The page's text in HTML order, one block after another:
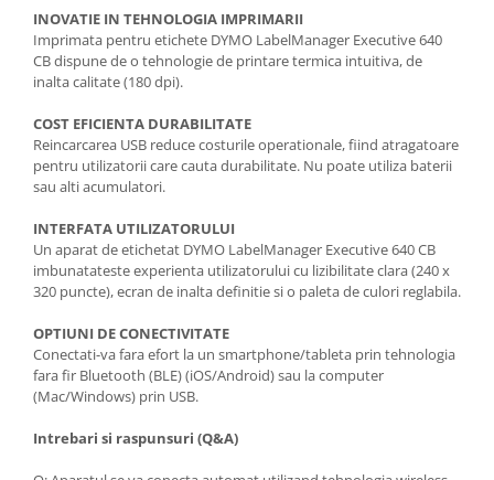
INOVATIE IN TEHNOLOGIA IMPRIMARII
Imprimata pentru etichete DYMO LabelManager Executive 640
CB dispune de o tehnologie de printare termica intuitiva, de
inalta calitate (180 dpi).
COST EFICIENTA DURABILITATE
Reincarcarea USB reduce costurile operationale, fiind atragatoare
pentru utilizatorii care cauta durabilitate. Nu poate utiliza baterii
sau alti acumulatori.
INTERFATA UTILIZATORULUI
Un aparat de etichetat DYMO LabelManager Executive 640 CB
imbunatateste experienta utilizatorului cu lizibilitate clara (240 x
320 puncte), ecran de inalta definitie si o paleta de culori reglabila.
OPTIUNI DE CONECTIVITATE
Conectati-va fara efort la un smartphone/tableta prin tehnologia
fara fir Bluetooth (BLE) (iOS/Android) sau la computer
(Mac/Windows) prin USB.
Intrebari si raspunsuri (Q&A)